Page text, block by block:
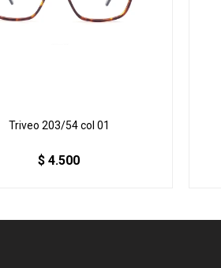
Triveo 203/54 col 01
$ 4.500